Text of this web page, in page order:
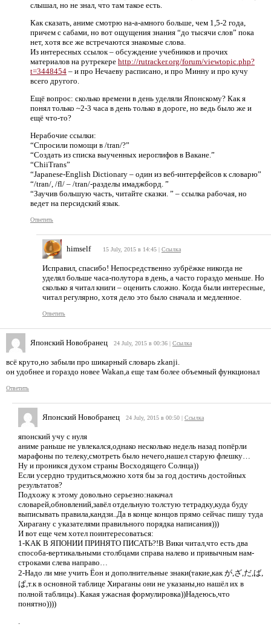
слышал, но не знал, что там такое есть.
Как сказать, аниме смотрю на-а-амного больше, чем 1,5-2 года,
причем с сабами, но вот ощущения знания “до тысячи слов” пока
нет, хотя все же встречаются знакомые слова.
Из интересных ссылок – обсуждение учебников и прочих
материалов на рутрекере http://rutracker.org/forum/viewtopic.php?
t=3448454 – и про Нечаеву расписано, и про Минну и про кучу
всего другого.
Ещё вопрос: сколько времени в день уделяли Японскому? Как я
понял только ~2-3 часа в день только в дороге, но ведь было же и
ещё что-то?
Нерабочие ссылки:
“Спросили помощи в /tran/?”
“Создать из списка выученных иероглифов в Вакане.”
“ChiiTrans”
“Japanese-English Dictionary – один из веб-интерфейсов к словарю”
“/tran/, /fl/ – /tran/-разделы имаджборд. ”
“Заучив большую часть, читайте сказки. ” – ссылка рабочая, но
ведет на персидский язык.
Ответить
himself 15 July, 2015 в 14:45 | Ссылка
Исправил, спасибо! Непосредственно зубрёжке никогда не
уделял больше часа-полутора в день, а часто гораздо меньше. Но
сколько я читал книги – оценить сложно. Когда были интересные,
читал регулярно, хотя дело это было сначала и медленное.
Ответить
Японский Новобранец 24 July, 2015 в 00:36 | Ссылка
всё круто,но забыли про шикарный словарь zkanji.
он удобнее и гораздо новее Wakan,а еще там более объемный функционал
Ответить
Японский Новобранец 24 July, 2015 в 00:50 | Ссылка
японский учу с нуля
аниме раньше не увлекался,однако несколько недель назад попёрли
марафоны по телеку,смотреть было нечего,нашел старую флешку…
Ну и проникся духом страны Восходящего Солнца))
Если усердно трудиться,можно хотя бы за год достичь достойных
результатов?
Подхожу к этому довольно серьезно:накачал
словарей,обновлений,завёл отдельную толстую тетрадку,куда буду
выписывать правила,кандзи..Да в конце концов прямо сейчас пишу туда
Хирагану с указателями правильного порядка написания)))
И вот еще чем хотел поинтересоваться:
1-КАК В ЯПОНИИ ПРИНЯТО ПИСАТЬ?!В Вики читал,что есть два
способа-вертикальными столбцами справа налево и привычным нам-
строками слева направо…
2-Надо ли мне учить Ёон и дополнительные знаки(такие,как が,ざ,だ,ば,
ぱ,т.к в основной таблице Хираганы они не указаны,но нашёл их в
полной таблицы)..Какая ужасная формулировка))Надеюсь,что
понятно))))